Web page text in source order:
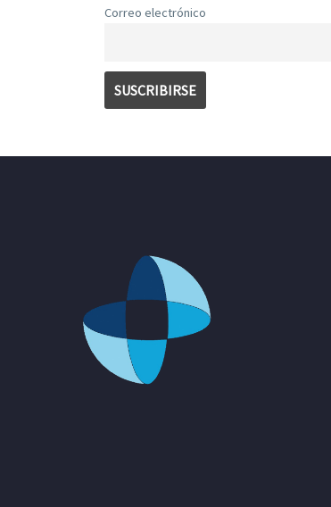
Correo electrónico